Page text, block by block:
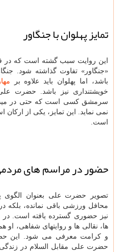
تمایز پهلوان با جنگاور
این روایت سبب گشته است که در
«جنگاور» تفاوت گذاشته شود.
باشد، اما پهلوان باید علاوه بر
خویشتنداری نیز باشد. حضرت
سرمشق کسی است که حتی در
نمی نماید. این تمایز، یکی از
است.
حضور در مراسم های
تصویر حضرت علی بعنوان الگوی
محافل ورزشی باقی نمانده،
نیز حضوری گسترده یافته است. در
ها، نقالی ها و روایتهای شفاهی، او
و کرامت معرفی می شود. این
حضرت علی مقابل السلام در